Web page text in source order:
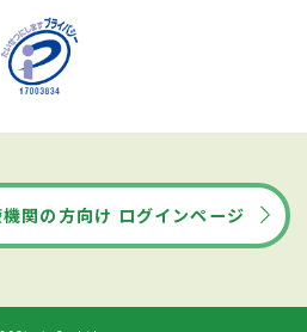
関の方向け ログインページ